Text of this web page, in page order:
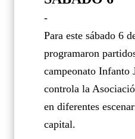
-
Para este sábado 6
programaron
campeonato Infanto
controla la
en diferentes
capital.